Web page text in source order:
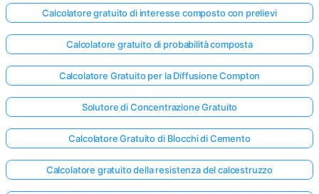
Calcolatore gratuito di interesse composto con prelievi
Calcolatore gratuito di probabilità composta
Calcolatore Gratuito per la Diffusione Compton
Solutore di Concentrazione Gratuito
Calcolatore Gratuito di Blocchi di Cemento
Calcolatore gratuito della resistenza del calcestruzzo